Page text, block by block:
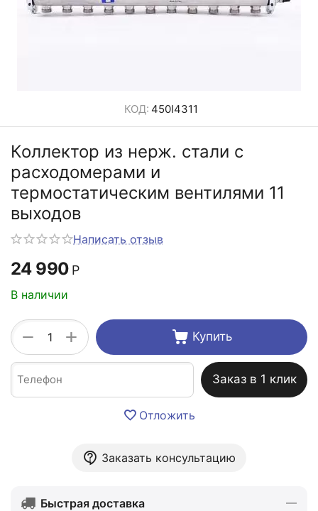
КОД: 450I4311
Коллектор из нерж. стали с
расходомерами и
термостатическим вентилями 11
выходов
Написать отзыв
24 990 Р
В наличии
+
− Купить
Заказ в 1 клик
Отложить
Заказать консультацию
Быстрая доставка